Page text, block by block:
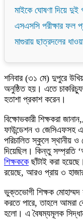
মাইকে ঘোষণা দিয়ে
এসএসসি পরীক্ষার ফল
মাগুরায় ছাত্রদলের
শনিবার (৩১ মে) দুপুরে
অনুষ্ঠিত হয়। এতে
হতাশা প্রকাশ করেন।
বিক্ষোভকারী শিক্ষকরা
ফাউন্ডেশন ও জেসিএফসহ
পরিচালিত স্কুলে স্থানীয় ও
দিয়েছিল। কিন্তু সম্প্রতি
শিক্ষককেছাঁটাই করা
রয়েছে, আরও প্রায় ৩
ভুক্তভোগী শিক্ষক মোহাম্মদ
করতে পারে, তাহলে আমরা
হলো। এ বৈষম্যমূলক